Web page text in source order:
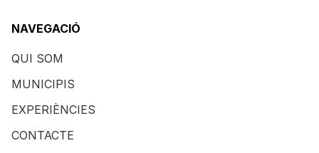
NAVEGACIÓ
QUI SOM
MUNICIPIS
EXPERIÈNCIES
CONTACTE